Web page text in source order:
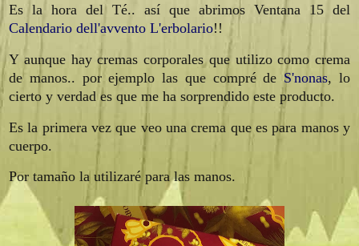
Es la hora del Té.. así que abrimos Ventana 15 del
Calendario dell'avvento L'erbolario!!
Y aunque hay cremas corporales que utilizo como crema
de manos.. por ejemplo las que compré de S'nonas, lo
cierto y verdad es que me ha sorprendido este producto.
Es la primera vez que veo una crema que es para manos y
cuerpo.
Por tamaño la utilizaré para las manos.